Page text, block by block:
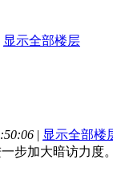
显示全部楼层
| 显示全部楼
步加大暗访力度。